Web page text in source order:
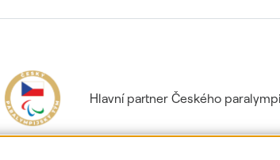
Hlavní partner Českého